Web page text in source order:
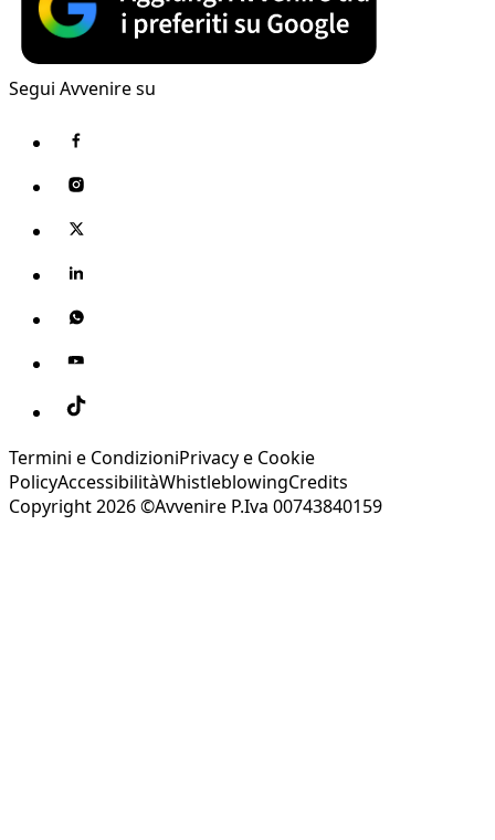
Segui Avvenire su
Termini e CondizioniPrivacy e Cookie
PolicyAccessibilitàWhistleblowingCredits
Copyright 2026 ©Avvenire P.Iva 00743840159